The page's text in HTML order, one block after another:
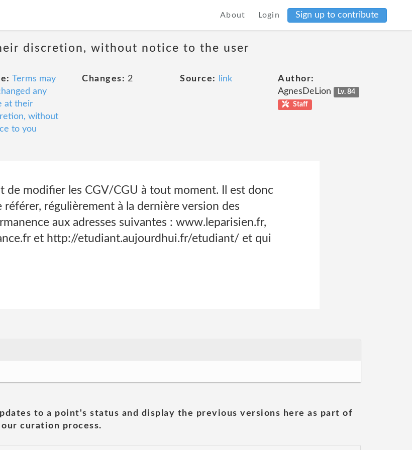
About Login Sign up to contribute
discretion, without notice to the user
Terms may
any
at their
without
to you
Changes: 2 Source: link
Author:
AgnesDeLion
Lv. 84
Staff
de modifier les CGV/CGU à tout moment. Il est donc
référer, régulièrement à la dernière version des
aux adresses suivantes : www.leparisien.fr,
et http://etudiant.aujourdhui.fr/etudiant/ et qui
to a point's status and display the previous versions here as part of
curation process.